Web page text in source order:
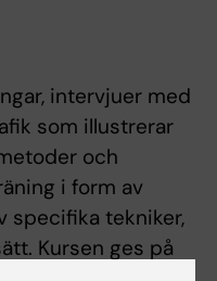
intervjuer med
som illustrerar
och
i form av
specifika tekniker,
Kursen ges på